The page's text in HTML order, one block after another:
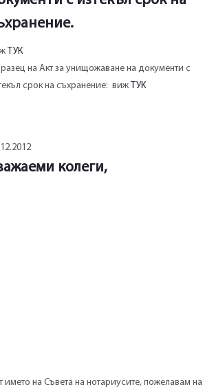
ТУК
на Акт за унищожаване на документи с
срок на съхранение: виж ТУК
колеги,
името на Съвета на нотариусите, пожелавам на